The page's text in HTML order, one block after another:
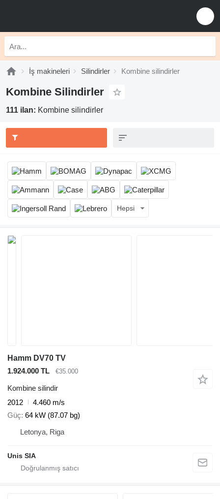
İş makineleri Silindirler Kombine silindirler
Kombine Silindirler
111 ilan: Kombine silindirler
Hepsi
Hamm DV70 TV
1.924.000 TL
€35.000
Kombine silindir
2012
4.460 m/s
Güç 64 kW (87.07 bg)
Letonya, Riga
Unis SIA